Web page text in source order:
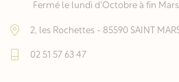
Fermé le lundi d'Octobre à fin
2, les Rochettes - 85590 SAINT
02 51 57 63 47